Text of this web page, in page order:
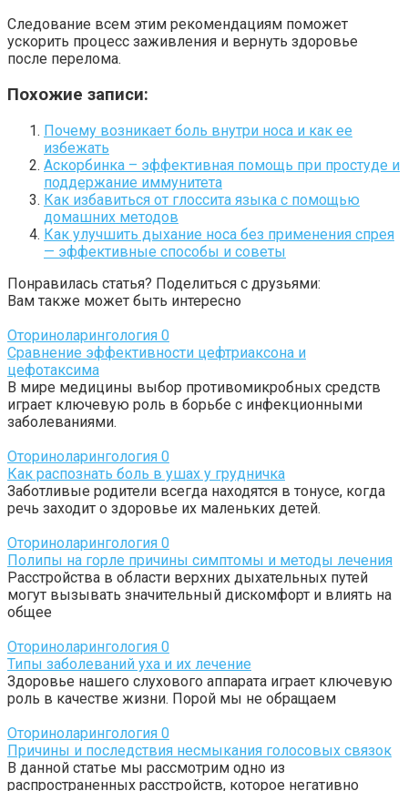
Следование всем этим рекомендациям поможет
ускорить процесс заживления и вернуть здоровье
после перелома.
Похожие записи:
Почему возникает боль внутри носа и как ее
избежать
Аскорбинка – эффективная помощь при простуде и
поддержание иммунитета
Как избавиться от глоссита языка с помощью
домашних методов
Как улучшить дыхание носа без применения спрея
— эффективные способы и советы
Понравилась статья? Поделиться с друзьями:
Вам также может быть интересно
Оториноларингология 0
Сравнение эффективности цефтриаксона и
цефотаксима
В мире медицины выбор противомикробных средств
играет ключевую роль в борьбе с инфекционными
заболеваниями.
Оториноларингология 0
Как распознать боль в ушах у грудничка
Заботливые родители всегда находятся в тонусе, когда
речь заходит о здоровье их маленьких детей.
Оториноларингология 0
Полипы на горле причины симптомы и методы лечения
Расстройства в области верхних дыхательных путей
могут вызывать значительный дискомфорт и влиять на
общее
Оториноларингология 0
Типы заболеваний уха и их лечение
Здоровье нашего слухового аппарата играет ключевую
роль в качестве жизни. Порой мы не обращаем
Оториноларингология 0
Причины и последствия несмыкания голосовых связок
В данной статье мы рассмотрим одно из
распространенных расстройств, которое негативно